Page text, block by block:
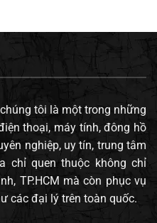
tôi là một trong những
thoại, máy tính, đông hồ
nghiệp, uy tín, trung tâm
chỉ quen thuộc không chỉ
TP.HCM mà còn phục vụ
các đại lý trên toàn quốc.